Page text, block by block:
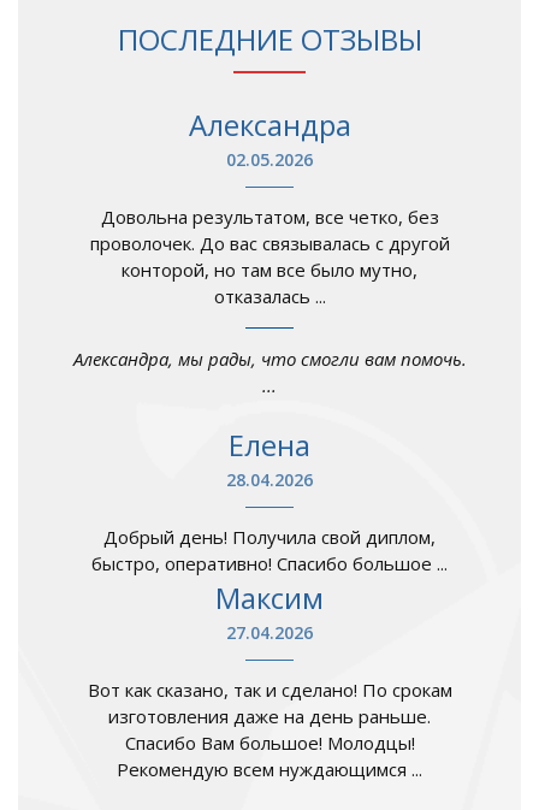
ПОСЛЕДНИЕ ОТЗЫВЫ
Александра
02.05.2026
Довольна результатом, все четко, без
проволочек. До вас связывалась с другой
конторой, но там все было мутно,
отказалась ...
Александра, мы рады, что смогли вам помочь.
...
Елена
28.04.2026
Добрый день! Получила свой диплом,
быстро, оперативно! Спасибо большое ...
Максим
27.04.2026
Вот как сказано, так и сделано! По срокам
изготовления даже на день раньше.
Спасибо Вам большое! Молодцы!
Рекомендую всем нуждающимся ...